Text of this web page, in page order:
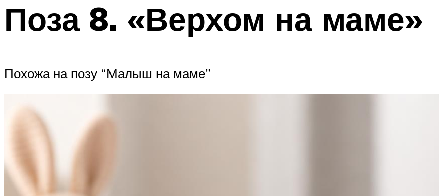
Поза 8. «Верхом на маме»
Похожа на позу “Малыш на маме”